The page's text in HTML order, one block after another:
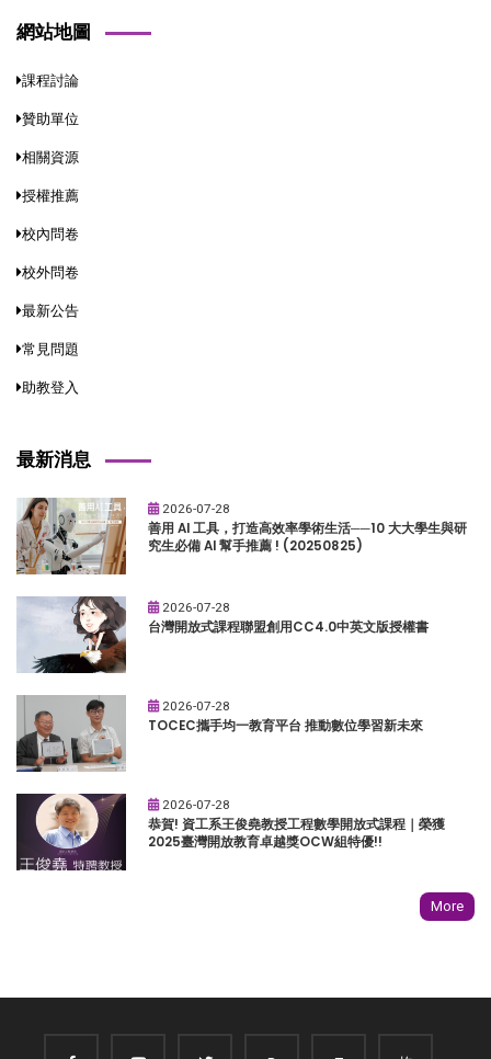
網站地圖
課程討論
贊助單位
相關資源
授權推薦
校內問卷
校外問卷
最新公告
常見問題
助教登入
最新消息
2026-07-28
善用 AI 工具，打造高效率學術生活──10 大大學生與研
究生必備 AI 幫手推薦 ! (20250825)
2026-07-28
台灣開放式課程聯盟創用CC4.0中英文版授權書
2026-07-28
TOCEC攜手均一教育平台 推動數位學習新未來
2026-07-28
恭賀! 資工系王俊堯教授工程數學開放式課程｜榮獲
2025臺灣開放教育卓越獎OCW組特優!!
More